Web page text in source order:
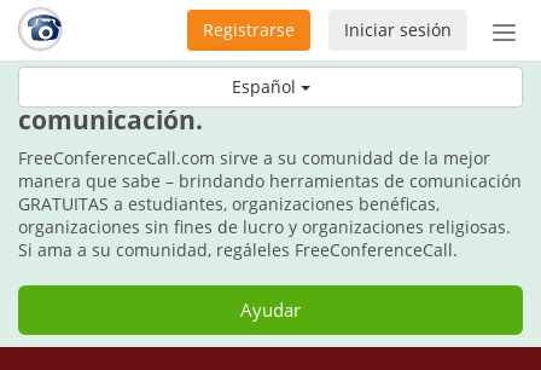
Español
de
Iniciar sesión
Registrarse
Estos días festivos, regale
comunicación.
FreeConferenceCall.com sirve a su comunidad de la mejor
manera que sabe – brindando herramientas de comunicación
GRATUITAS a estudiantes, organizaciones benéficas,
organizaciones sin fines de lucro y organizaciones religiosas.
Si ama a su comunidad, regáleles FreeConferenceCall.
Ayudar